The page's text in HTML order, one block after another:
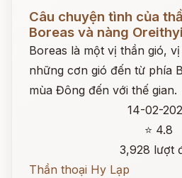
Câu chuyện tình của
Boreas và nàng
Boreas là một vị thần gió,
những cơn gió đến từ phía
mùa Đông đến với thế gian.
14-02-
⭐ 4.8
3,928 lượt
Thần thoại Hy Lạp